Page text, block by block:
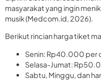
masyarakat yang ingin
musik (Medcom.id, 2026).
Berikut rincian harga tiket
Senin: Rp40.000 per
Selasa-Jumat:
Sabtu, Minggu, dan